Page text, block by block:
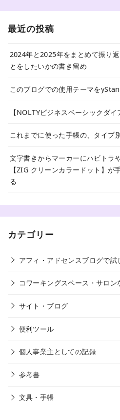
最近の投稿
2024年と2025年をまとめて振り
とをしたいかの書き留め
このブログでの使用テーマを
【NOLTYビジネスベーシックダイ
これまでに使った手帳の、タイプ
文字書きからマーカーにハビトラ
【ZIG クリーンカラードット】
る
カテゴリー
アフィ・アドセンスブログで試
コワーキングスペース・サロン
サイト・ブログ
便利ツール
個人事業主としての記録
参考書
文具・手帳